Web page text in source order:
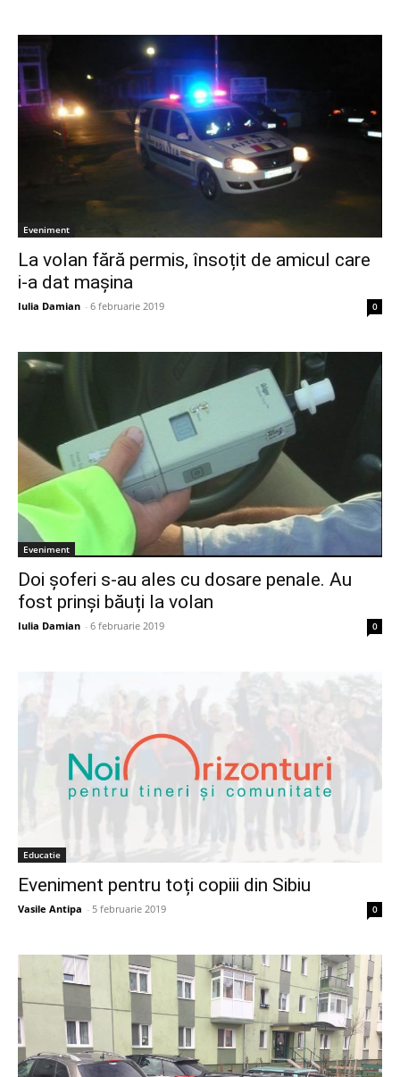
Eveniment
La volan fără permis, însoțit de amicul care
i-a dat mașina
Iulia Damian - 6 februarie 2019 0
Eveniment
Doi șoferi s-au ales cu dosare penale. Au
fost prinși băuți la volan
Iulia Damian - 6 februarie 2019 0
Educatie
Eveniment pentru toți copiii din Sibiu
Vasile Antipa - 5 februarie 2019 0